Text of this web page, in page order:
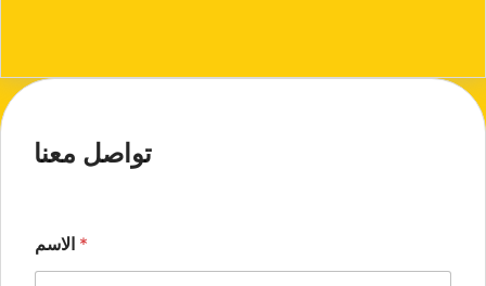
تواصل معنا
*